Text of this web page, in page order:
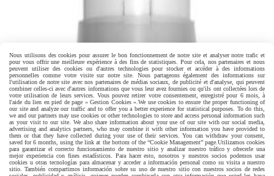
Nous utilisons des cookies pour assurer le bon fonctionnement de notre site et analyser notre trafic et
pour vous offrir une meilleure expérience à des fins de statistiques. Pour cela, nos partenaires et nous
peuvent utiliser des cookies ou d'autres technologies pour stocker et accéder à des informations
personnelles comme votre visite sur notre site. Nous partageons également des informations sur
l'utilisation de notre site avec nos partenaires de médias sociaux, de publicité et d'analyse, qui peuvent
combiner celles-ci avec d'autres informations que vous leur avez fournies ou qu'ils ont collectées lors de
votre utilisation de leurs services. Vous pouvez retirer votre consentement, enregistré pour 6 mois, à
l'aide du lien en pied de page « Gestion Cookies ». We use cookies to ensure the proper functioning of
our site and analyze our traffic and to offer you a better experience for statistical purposes. To do this,
we and our partners may use cookies or other technologies to store and access personal information such
as your visit to our site. We also share information about your use of our site with our social media,
advertising and analytics partners, who may combine it with other information you have provided to
them or that they have collected during your use of their services. You can withdraw your consent,
saved for 6 months, using the link at the bottom of the “Cookie Management” page. Utilizamos cookies
para garantizar el correcto funcionamiento de nuestro sitio y analizar nuestro tráfico y ofrecerle una
mejor experiencia con fines estadísticos. Para hacer esto, nosotros y nuestros socios podemos usar
cookies u otras tecnologías para almacenar y acceder a información personal como su visita a nuestro
sitio. También compartimos información sobre su uso de nuestro sitio con nuestros socios de redes